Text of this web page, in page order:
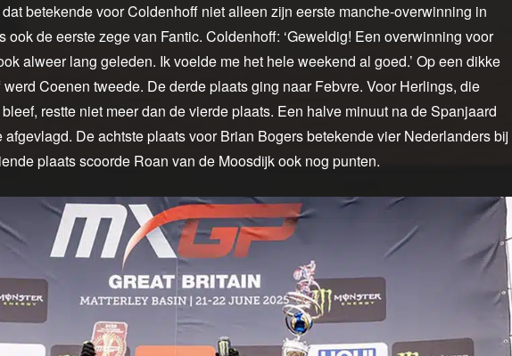
betekende voor Coldenhoff niet alleen zijn eerste manche-overwinning in
ook de eerste zege van Fantic. Coldenhoff: ‘Geweldig! Een overwinning voor
alweer lang geleden. Ik voelde me het hele weekend al goed.’ Op een dikke
Coenen tweede. De derde plaats ging naar Febvre. Voor Herlings, die
restte niet meer dan de vierde plaats. Een halve minuut na de Spanjaard
De achtste plaats voor Brian Bogers betekende vier Nederlanders bij
plaats scoorde Roan van de Moosdijk ook nog punten.